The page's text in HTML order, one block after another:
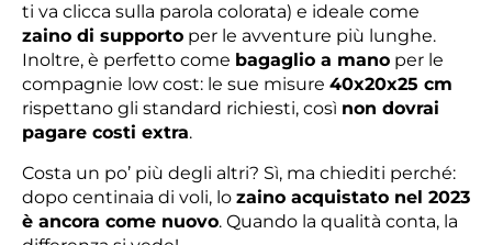
ti va clicca sulla parola colorata) e ideale come
zaino di supporto per le avventure più lunghe.
Inoltre, è perfetto come bagaglio a mano per le
compagnie low cost: le sue misure 40x20x25 cm
rispettano gli standard richiesti, così non dovrai
pagare costi extra.
Costa un po’ più degli altri? Sì, ma chiediti perché:
dopo centinaia di voli, lo zaino acquistato nel 2023
è ancora come nuovo. Quando la qualità conta, la